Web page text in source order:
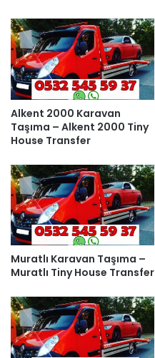
Alkent 2000 Karavan
Taşıma – Alkent 2000 Tiny
House Transfer
Muratlı Karavan Taşıma –
Muratlı Tiny House Transfer